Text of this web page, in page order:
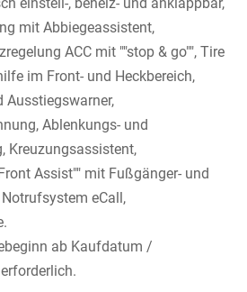
einstell-, beheiz- und anklappbar,
mit Abbiegeassistent,
ACC mit ""stop & go"", Tire
im Front- und Heckbereich,
Ausstiegswarner,
Ablenkungs- und
Kreuzungsassistent,
Assist"" mit Fußgänger- und
eCall,
ab Kaufdatum /